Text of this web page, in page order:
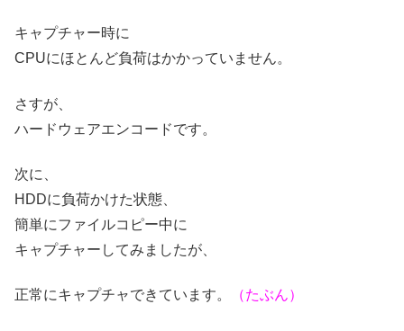
キャプチャー時に
CPUにほとんど負荷はかかっていません。
さすが、
ハードウェアエンコードです。
次に、
HDDに負荷かけた状態、
簡単にファイルコピー中に
キャプチャーしてみましたが、
正常にキャプチャできています。 （たぶん）